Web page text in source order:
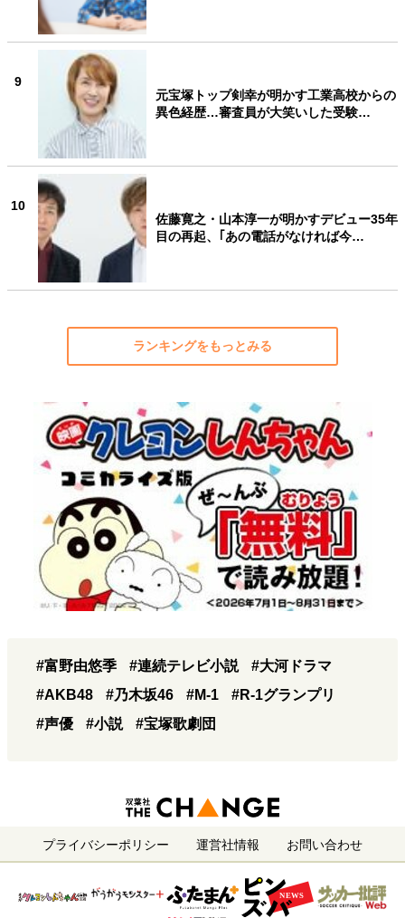
9
元宝塚トップ剣幸が明かす工業高校からの
異色経歴…審査員が大笑いした受験…
10
佐藤寛之・山本淳一が明かすデビュー35年
目の再起、｢あの電話がなければ今…
ランキングをもっとみる
#富野由悠季 #連続テレビ小説
#大河ドラマ
#AKB48
#乃木坂46 #M-1
#R-1グランプリ
#声優
#小説 #宝塚歌劇団
プライバシーポリシー 運営社情報 お問い合わせ